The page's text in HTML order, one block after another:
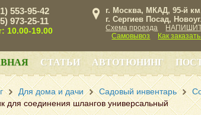
553-95-42
973-25-11
10.00-19.00
г. Москва, МКАД, 95-й
г. Сергиев Посад,
Схема проезда
Самовывоз
Как
СТАТЬИ АВТОТЮНИНГ
Для дома и дачи Садовый инвентарь
для соединения шлангов универсальный